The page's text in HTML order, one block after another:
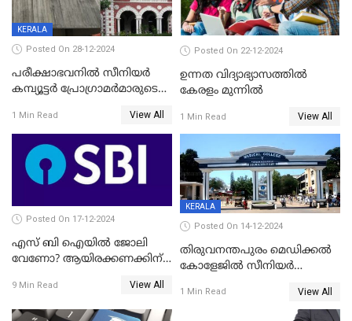
KERALA
Posted On 28-12-2024
പരീക്ഷാഭവനിൽ സീനിയർ
കമ്പ്യൂട്ടർ പ്രോഗ്രാമർമാരുടെ
വരെ അയക്കാം
1 Min Read View All
Posted On 22-12-2024
ഉന്നത വിദ്യാഭ്യാസത്തിൽ
കേരളം മുന്നിൽ
1 Min Read View All
Posted On 17-12-2024
എസ് ബി ഐയിൽ ജോലി
വേണോ? ആയിരക്കണക്കിന്
9 Min Read View All
KERALA
Posted On 14-12-2024
തിരുവനന്തപുരം മെഡിക്കൽ
കോളേജിൽ സീനിയർ
1 Min Read View All